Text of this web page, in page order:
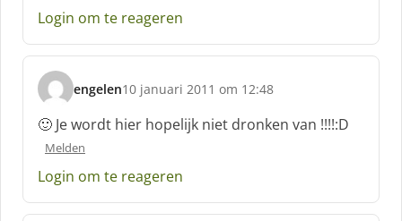
Login om te reageren
engelen
s
c
h
e
f
10 januari 2011 om 12:48
🙂 Je wordt hier hopelijk niet dronken van !!!!:D
Melden
Login om te reageren